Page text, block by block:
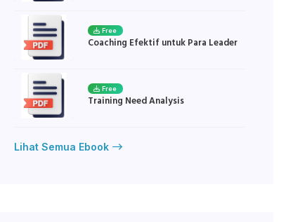
Free
Coaching Efektif untuk Para Leader
Free
Training Need Analysis
Lihat Semua Ebook